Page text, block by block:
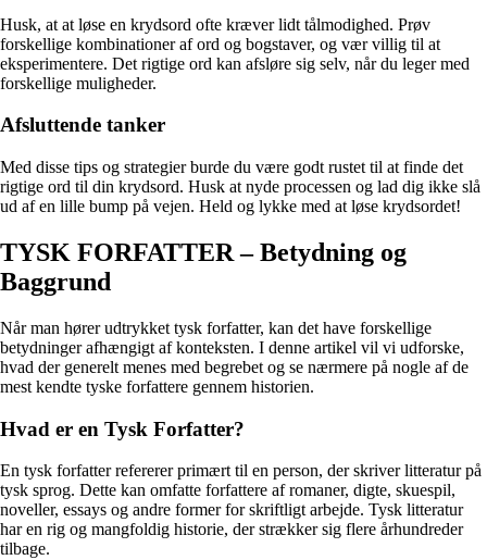
Husk, at at løse en krydsord ofte kræver lidt tålmodighed. Prøv
forskellige kombinationer af ord og bogstaver, og vær villig til at
eksperimentere. Det rigtige ord kan afsløre sig selv, når du leger med
forskellige muligheder.
Afsluttende tanker
Med disse tips og strategier burde du være godt rustet til at finde det
rigtige ord til din krydsord. Husk at nyde processen og lad dig ikke slå
ud af en lille bump på vejen. Held og lykke med at løse krydsordet!
TYSK FORFATTER – Betydning og
Baggrund
Når man hører udtrykket tysk forfatter, kan det have forskellige
betydninger afhængigt af konteksten. I denne artikel vil vi udforske,
hvad der generelt menes med begrebet og se nærmere på nogle af de
mest kendte tyske forfattere gennem historien.
Hvad er en Tysk Forfatter?
En tysk forfatter refererer primært til en person, der skriver litteratur på
tysk sprog. Dette kan omfatte forfattere af romaner, digte, skuespil,
noveller, essays og andre former for skriftligt arbejde. Tysk litteratur
har en rig og mangfoldig historie, der strækker sig flere århundreder
tilbage.